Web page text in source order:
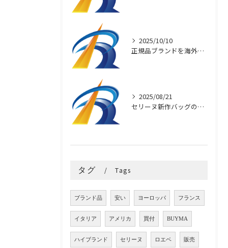
2025/10/10
正規品ブランドを海外直輸入で安く買う秘訣
2025/08/21
セリーヌ新作バッグの魅力と選び方
タグ Tags
ブランド品 安い ヨーロッパ フランス
イタリア アメリカ 買付 BUYMA
ハイブランド セリーヌ ロエベ 販売